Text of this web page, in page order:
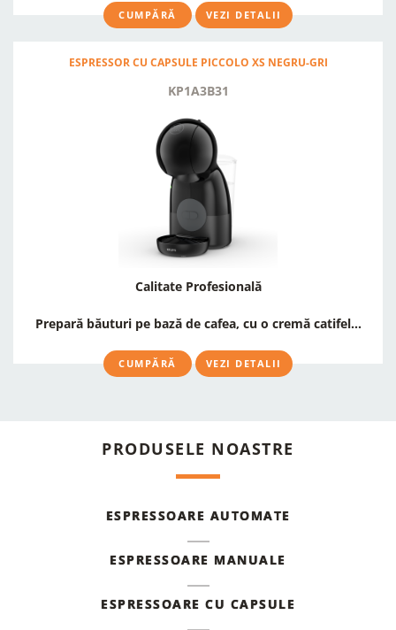
CUMPĂRĂ VEZI DETALII
ESPRESSOR CU CAPSULE PICCOLO XS NEGRU-GRI
KP1A3B31
Calitate Profesională
Prepară băuturi pe bază de cafea, cu o cremă catifel...
CUMPĂRĂ VEZI DETALII
PRODUSELE NOASTRE
ESPRESSOARE AUTOMATE
ESPRESSOARE MANUALE
ESPRESSOARE CU CAPSULE